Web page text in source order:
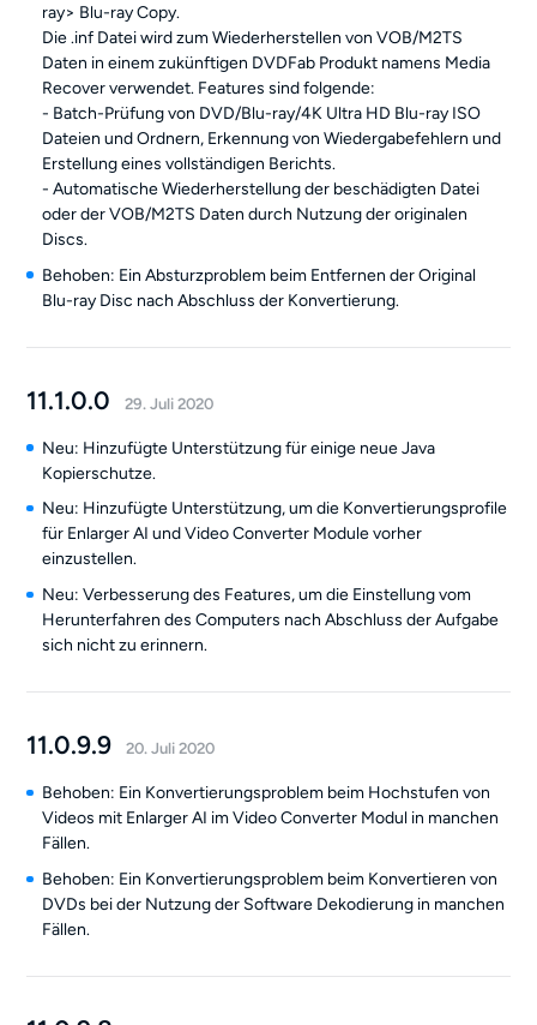
ray> Blu-ray Copy.
Die .inf Datei wird zum Wiederherstellen von VOB/M2TS
Daten in einem zukünftigen DVDFab Produkt namens Media
Recover verwendet. Features sind folgende:
- Batch-Prüfung von DVD/Blu-ray/4K Ultra HD Blu-ray ISO
Dateien und Ordnern, Erkennung von Wiedergabefehlern und
Erstellung eines vollständigen Berichts.
- Automatische Wiederherstellung der beschädigten Datei
oder der VOB/M2TS Daten durch Nutzung der originalen
Discs.
Behoben: Ein Absturzproblem beim Entfernen der Original
Blu-ray Disc nach Abschluss der Konvertierung.
11.1.0.0 29. Juli 2020
Neu: Hinzufügte Unterstützung für einige neue Java
Kopierschutze.
Neu: Hinzufügte Unterstützung, um die Konvertierungsprofile
für Enlarger AI und Video Converter Module vorher
einzustellen.
Neu: Verbesserung des Features, um die Einstellung vom
Herunterfahren des Computers nach Abschluss der Aufgabe
sich nicht zu erinnern.
11.0.9.9 20. Juli 2020
Behoben: Ein Konvertierungsproblem beim Hochstufen von
Videos mit Enlarger AI im Video Converter Modul in manchen
Fällen.
Behoben: Ein Konvertierungsproblem beim Konvertieren von
DVDs bei der Nutzung der Software Dekodierung in manchen
Fällen.